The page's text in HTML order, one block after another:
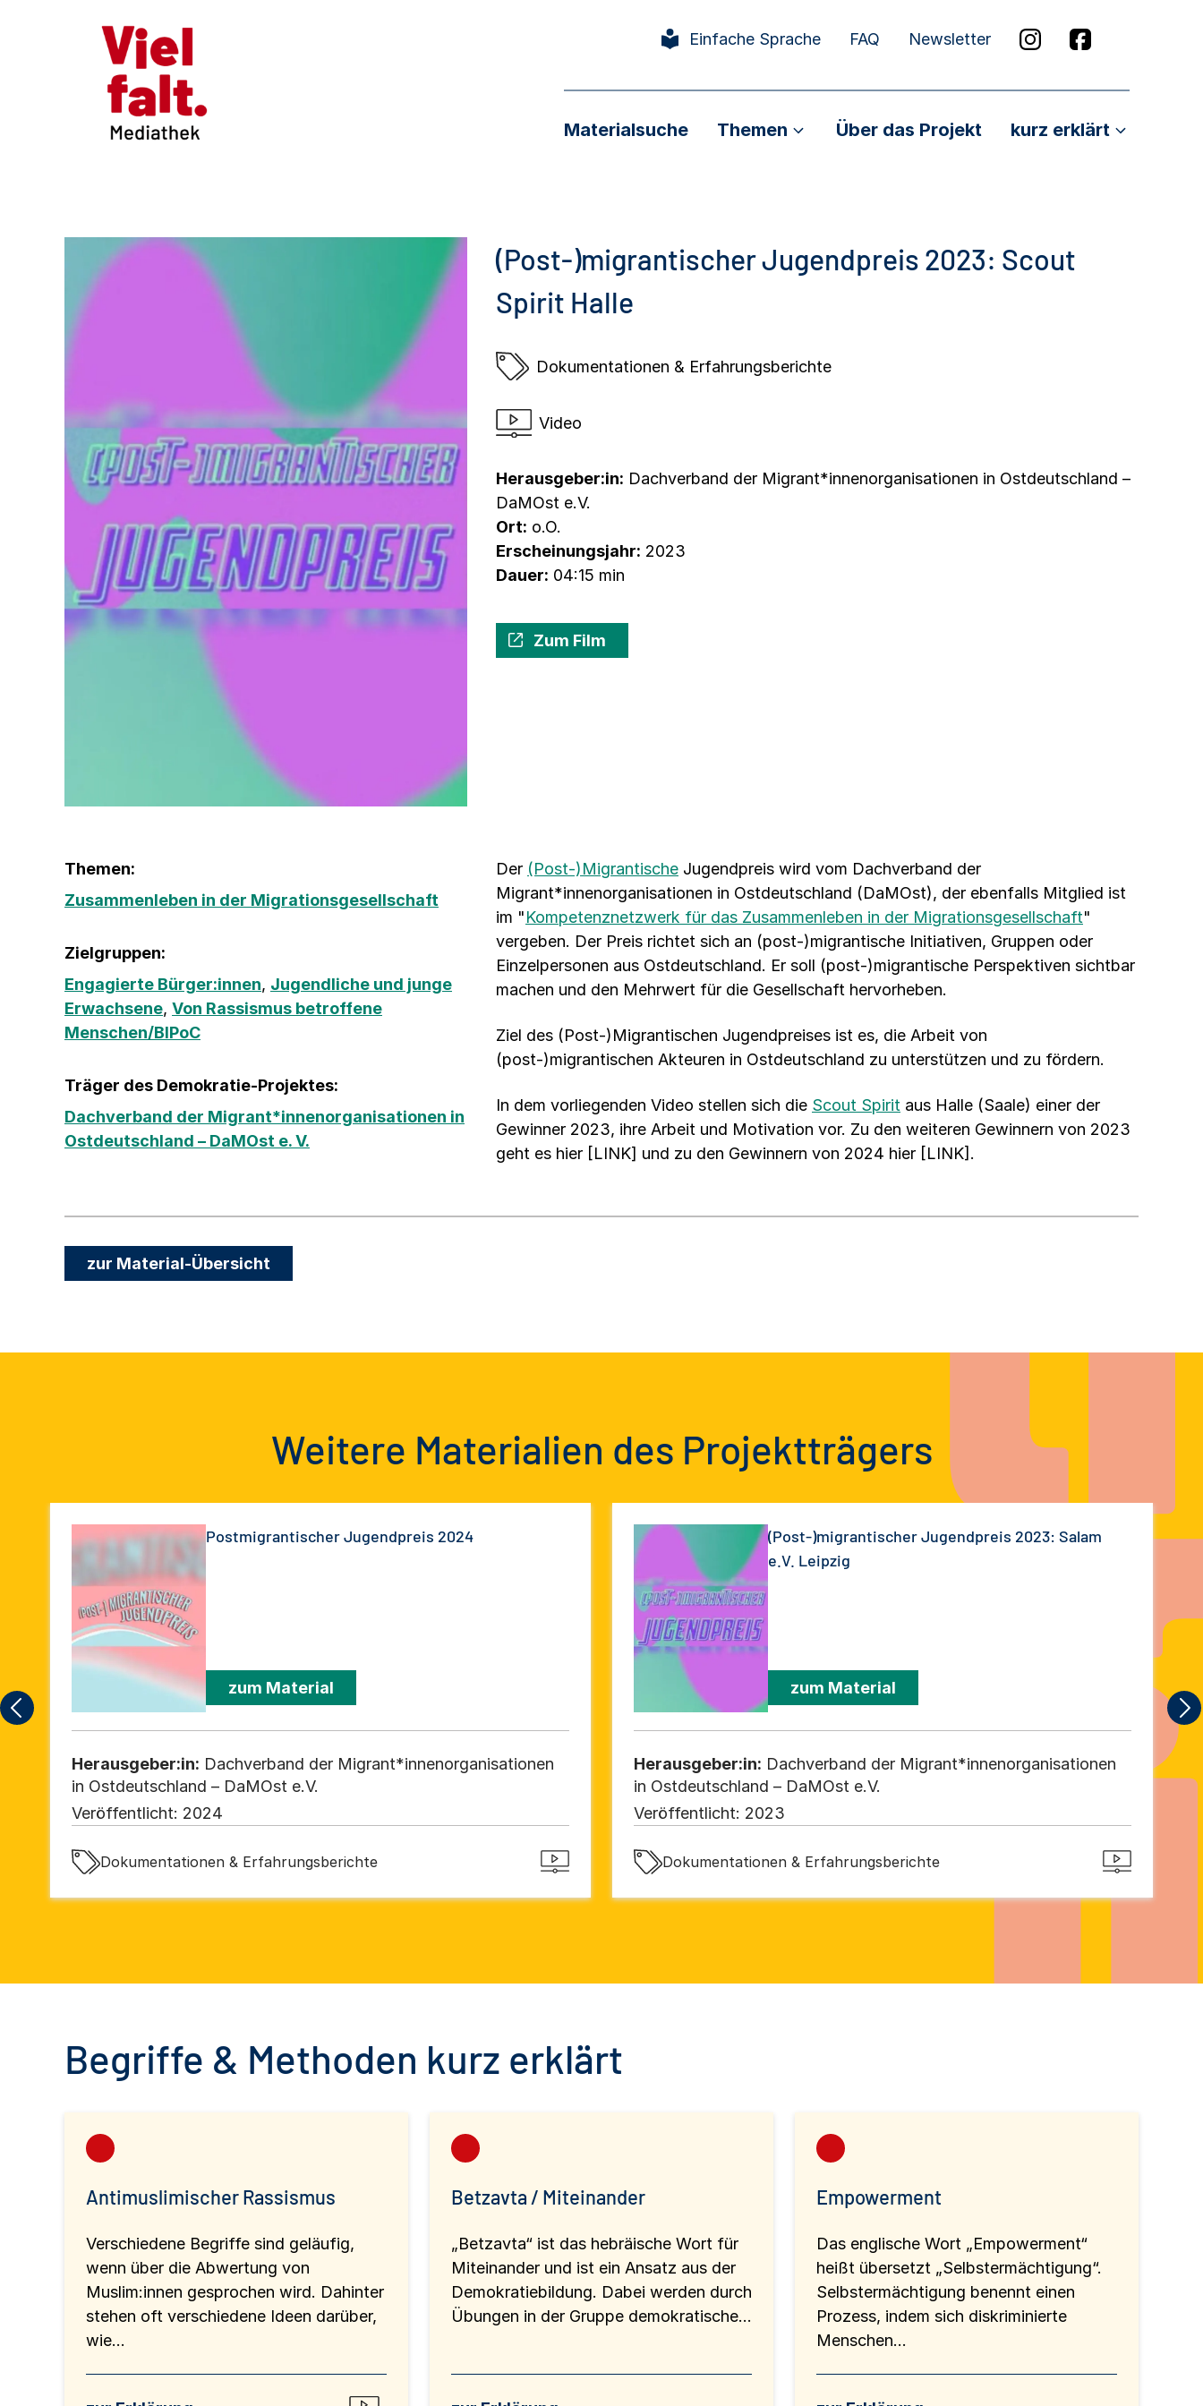
Einfache Sprache FAQ Newsletter
Materialsuche Themen Über das Projekt kurz erklärt
(Post-)migrantischer Jugendpreis 2023: Scout
Spirit Halle
Dokumentationen & Erfahrungsberichte
Video
Herausgeber:in: Dachverband der Migrant*innenorganisationen in Ostdeutschland –
DaMOst e.V.
Ort: o.O.
Erscheinungsjahr: 2023
Dauer: 04:15 min
Zum Film
Themen:
Zusammenleben in der Migrationsgesellschaft
Zielgruppen:
Engagierte Bürger:innen, Jugendliche und junge
Erwachsene, Von Rassismus betroffene
Menschen/BIPoC
Träger des Demokratie-Projektes:
Dachverband der Migrant*innenorganisationen in
Ostdeutschland – DaMOst e. V.
Der (Post-)Migrantische Jugendpreis wird vom Dachverband der
Migrant*innenorganisationen in Ostdeutschland (DaMOst), der ebenfalls Mitglied ist
im "Kompetenznetzwerk für das Zusammenleben in der Migrationsgesellschaft"
vergeben. Der Preis richtet sich an (post-)migrantische Initiativen, Gruppen oder
Einzelpersonen aus Ostdeutschland. Er soll (post-)migrantische Perspektiven sichtbar
machen und den Mehrwert für die Gesellschaft hervorheben.
Ziel des (Post-)Migrantischen Jugendpreises ist es, die Arbeit von
(post-)migrantischen Akteuren in Ostdeutschland zu unterstützen und zu fördern.
In dem vorliegenden Video stellen sich die Scout Spirit aus Halle (Saale) einer der
Gewinner 2023, ihre Arbeit und Motivation vor. Zu den weiteren Gewinnern von 2023
geht es hier [LINK] und zu den Gewinnern von 2024 hier [LINK].
zur Material-Übersicht
Weitere Materialien des Projektträgers
Postmigrantischer Jugendpreis 2024
zum Material
Herausgeber:in: Dachverband der Migrant*innenorganisationen
in Ostdeutschland – DaMOst e.V.
Veröffentlicht: 2024
Dokumentationen & Erfahrungsberichte
(Post-)migrantischer Jugendpreis 2023: Salam
e.V. Leipzig
zum Material
Herausgeber:in: Dachverband der Migrant*innenorganisationen
in Ostdeutschland – DaMOst e.V.
Veröffentlicht: 2023
Dokumentationen & Erfahrungsberichte
Begriffe & Methoden kurz erklärt
Antimuslimischer Rassismus
Verschiedene Begriffe sind geläufig,
wenn über die Abwertung von
Muslim:innen gesprochen wird. Dahinter
stehen oft verschiedene Ideen darüber,
wie...
Betzavta / Miteinander
„Betzavta“ ist das hebräische Wort für
Miteinander und ist ein Ansatz aus der
Demokratiebildung. Dabei werden durch
Übungen in der Gruppe demokratische...
Empowerment
Das englische Wort „Empowerment“
heißt übersetzt „Selbstermächtigung“.
Selbstermächtigung benennt einen
Prozess, indem sich diskriminierte
Menschen...